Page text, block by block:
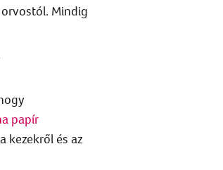
Mindig
papír
kezekről és az